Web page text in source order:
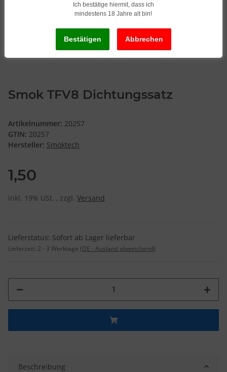
Smok TFV8 Dichtungssatz
Artikelnummer: 20257
GTIN: 20257
Hersteller: Smoktech
1,50
inkl. 19% USt. , zzgl. Versand
Lieferstatus: Sofort ab Lager lieferbar
Lieferzeit: 2 - 3 Werktage (DE - Ausland abweichend)
Beschreibung
Ich bestätige hiermit, dass ich
mindestens 18 Jahre alt bin!